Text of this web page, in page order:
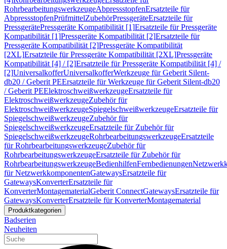
RohrbearbeitungswerkzeugeAbpressstopfenErsatzteile für
AbpressstopfenPrüfmittelZubehörPressgeräteErsatzteile für
PressgerätePressgeräte Kompatibilität [1]Ersatzteile für Pressgeräte
Kompatibilität [1]Pressgeräte Kompatibilität [2]Ersatzteile für
Pressgeräte Kompatibilität [2]Pressgeräte Kompatibilität
[2XL]Ersatzteile für Pressgeräte Kompatibilität [2XL]Pressgeräte
Kompatibilität [4] / [2]Ersatzteile für Pressgeräte Kompatibilität [4] /
[2]UniversalkofferUniversalkofferWerkzeuge für Geberit Silent-
db20 / Geberit PEErsatzteile für Werkzeuge für Geberit Silent-db20
/ Geberit PEElektroschweißwerkzeugeErsatzteile für
ElektroschweißwerkzeugeZubehör für
ElektroschweißwerkzeugeSpiegelschweißwerkzeugeErsatzteile für
SpiegelschweißwerkzeugeZubehör für
SpiegelschweißwerkzeugeErsatzteile für Zubehör für
SpiegelschweißwerkzeugeRohrbearbeitungswerkzeugeErsatzteile
für RohrbearbeitungswerkzeugeZubehör für
RohrbearbeitungswerkzeugeErsatzteile für Zubehör für
RohrbearbeitungswerkzeugeBedienhilfenFernbedienungen
für NetzwerkkomponentenGatewaysErsatzteile für
GatewaysKonverterErsatzteile für
KonverterMontagematerialGeberit ConnectGatewaysErsatzteile für
GatewaysKonverterErsatzteile für KonverterMontagematerial
Produktkategorien
Badserien
Neuheiten